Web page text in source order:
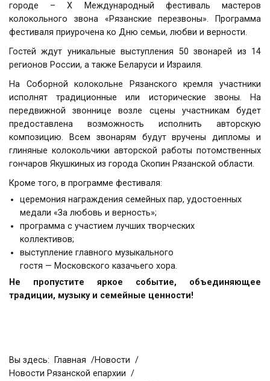
городе – Х Международный фестиваль мастеров
колокольного звона «Рязанские перезвоны». Программа
фестиваля приурочена ко Дню семьи, любви и верности.
Гостей ждут уникальные выступления 50 звонарей из 14
регионов России, а также Беларуси и Израиля.
На Соборной колокольне Рязанского кремля участники
исполнят традиционные или исторические звоны. На
передвижной звоннице возле сцены участникам будет
предоставлена возможность исполнить авторскую
композицию. Всем звонарям будут вручены дипломы и
глиняные колокольчики авторской работы потомственных
гончаров Якушкиных из города Скопин Рязанской области.
Кроме того, в программе фестиваля:
церемония награждения семейных пар, удостоенных
медали «За любовь и верность»;
программа с участием лучших творческих
коллективов;
выступление главного музыкального
гостя — Московского казачьего хора.
Не пропустите яркое событие, объединяющее
традиции, музыку и семейные ценности!
Вы здесь: Главная
Новости
Новости Рязанской епархии